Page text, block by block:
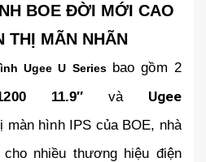
BOE ĐỜI MỚI CAO
THỊ MÃN NHÃN
Ugee U Series bao gồm 2
11.9″ và Ugee
màn hình IPS của BOE, nhà
nhiều thương hiệu điện